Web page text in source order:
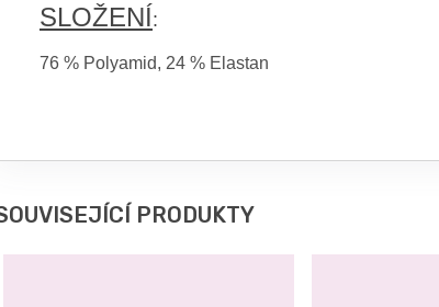
SLOŽENÍ:
76 % Polyamid, 24 % Elastan
PRODUKTY